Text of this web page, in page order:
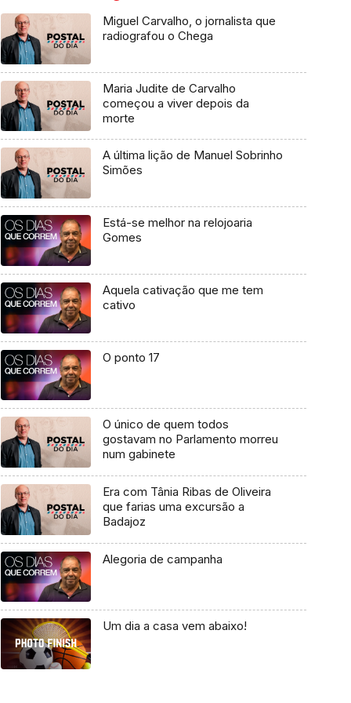
Miguel Carvalho, o jornalista que
radiografou o Chega
Maria Judite de Carvalho
começou a viver depois da
morte
A última lição de Manuel Sobrinho
Simões
Está-se melhor na relojoaria
Gomes
Aquela cativação que me tem
cativo
O ponto 17
O único de quem todos
gostavam no Parlamento morreu
num gabinete
Era com Tânia Ribas de Oliveira
que farias uma excursão a
Badajoz
Alegoria de campanha
Um dia a casa vem abaixo!